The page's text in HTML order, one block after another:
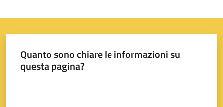
Seguici
Quanto sono chiare le informazioni su
questa pagina?